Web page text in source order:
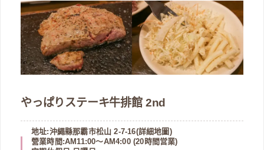
やっぱりステーキ牛排館 2nd
地址:沖繩縣那霸市松山 2-7-16(詳細地圖 )
營業時間:AM11:00～AM4:00 (20時間営業)